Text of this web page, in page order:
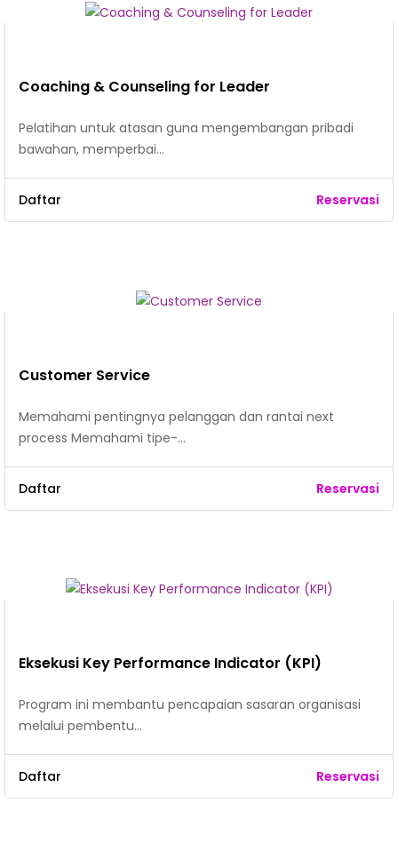
Coaching & Counseling for Leader
Pelatihan untuk atasan guna mengembangan pribadi
bawahan, memperbai…
Daftar Reservasi
Customer Service
Memahami pentingnya pelanggan dan rantai next
process Memahami tipe-…
Daftar Reservasi
Eksekusi Key Performance Indicator (KPI)
Program ini membantu pencapaian sasaran organisasi
melalui pembentu…
Daftar Reservasi